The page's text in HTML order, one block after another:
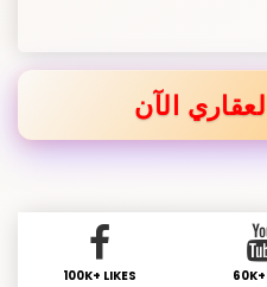
الآن
100K+ LIKES